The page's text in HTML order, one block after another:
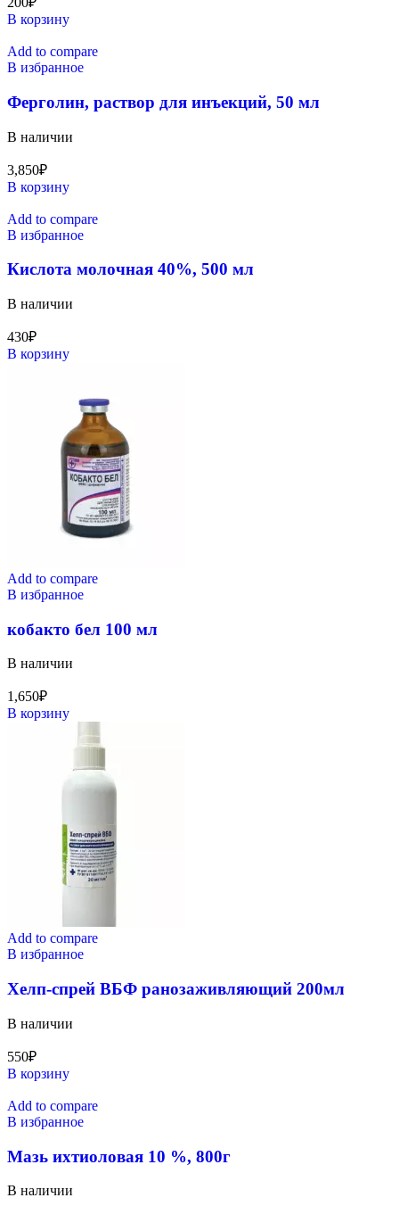
В корзину
Add to compare
В избранное
Ферголин, раствор для инъекций, 50 мл
В наличии
3,850₽
В корзину
Add to compare
В избранное
Кислота молочная 40%, 500 мл
В наличии
430₽
В корзину
Add to compare
В избранное
кобакто бел 100 мл
В наличии
1,650₽
В корзину
Add to compare
В избранное
Хелп-спрей ВБФ ранозаживляющий 200мл
В наличии
550₽
В корзину
Add to compare
В избранное
Мазь ихтиоловая 10 %, 800г
В наличии